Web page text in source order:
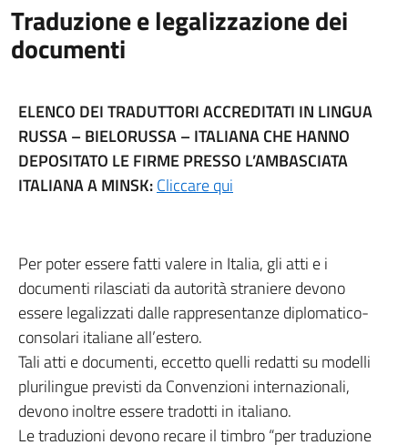
Traduzione e legalizzazione dei
documenti
ELENCO DEI TRADUTTORI ACCREDITATI IN LINGUA
RUSSA – BIELORUSSA – ITALIANA CHE HANNO
DEPOSITATO LE FIRME PRESSO L’AMBASCIATA
ITALIANA A MINSK:Cliccare qui
Per poter essere fatti valere in Italia, gli atti e i
documenti rilasciati da autorità straniere devono
essere legalizzati dalle rappresentanze diplomatico-
consolari italiane all’estero.
Tali atti e documenti, eccetto quelli redatti su modelli
plurilingue previsti da Convenzioni internazionali,
devono inoltre essere tradotti in italiano.
Le traduzioni devono recare il timbro “per traduzione